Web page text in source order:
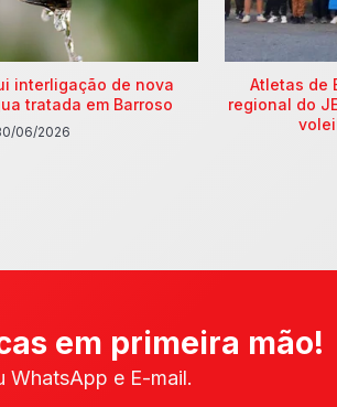
interligação de nova
tratada em Barroso
06/2026
Atletas de
regional do
em primeira mão!
WhatsApp e E-mail.